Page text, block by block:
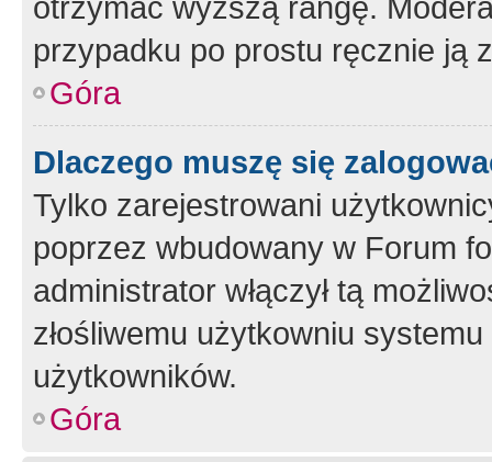
przypadku po prostu ręcznie ją
Góra
Dlaczego muszę się
Tylko zarejestrowani
poprzez wbudowany w Forum
administrator włączył tą
złośliwemu użytkowniu
użytkowników.
Góra